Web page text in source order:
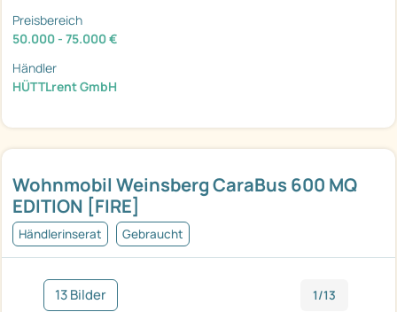
Wohnmobil Weinsberg CaraBus 600 MQ
EDITION [FIRE]
Händlerinserat Gebraucht
13 Bilder 1/13
Preisbereich
50.000 - 75.000 €
Händler
HÜTTLrent GmbH